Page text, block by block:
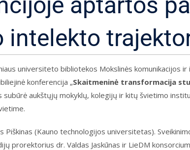
intelekto
universiteto bibliotekos Mokslinės komunikacijos
konferencija „Skaitmeninė transformacija
subūrė aukštųjų mokyklų, kolegijų ir kitų švietimo
Piškinas (Kauno technologijos universitetas).
prorektorius dr. Valdas Jaskūnas ir LieDM